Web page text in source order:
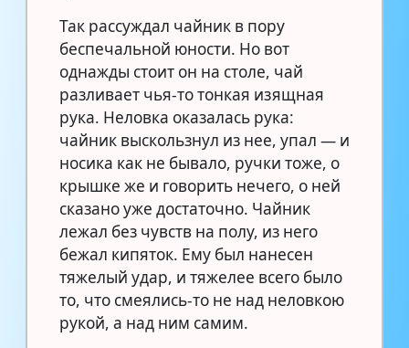
Так рассуждал чайник в пору
беспечальной юности. Но вот
однажды стоит он на столе, чай
разливает чья-то тонкая изящная
рука. Неловка оказалась рука:
чайник выскользнул из нее, упал — и
носика как не бывало, ручки тоже, о
крышке же и говорить нечего, о ней
сказано уже достаточно. Чайник
лежал без чувств на полу, из него
бежал кипяток. Ему был нанесен
тяжелый удар, и тяжелее всего было
то, что смеялись-то не над неловкою
рукой, а над ним самим.